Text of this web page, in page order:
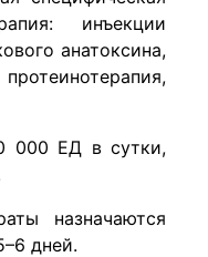
инъекции
анатоксина,
000 ЕД в сутки,
назначаются
дней.